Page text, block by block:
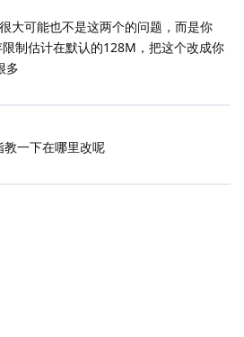
大可能也不是这两个的问题，而是你
限制估计在默认的128M，把这个改成你
多
教一下在哪里改呢